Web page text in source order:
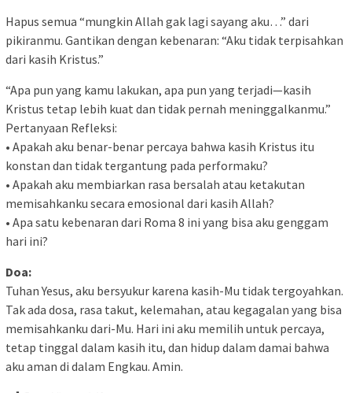
Hapus semua “mungkin Allah gak lagi sayang aku…” dari
pikiranmu. Gantikan dengan kebenaran: “Aku tidak terpisahkan
dari kasih Kristus.”
“Apa pun yang kamu lakukan, apa pun yang terjadi—kasih
Kristus tetap lebih kuat dan tidak pernah meninggalkanmu.”
Pertanyaan Refleksi:
• Apakah aku benar-benar percaya bahwa kasih Kristus itu
konstan dan tidak tergantung pada performaku?
• Apakah aku membiarkan rasa bersalah atau ketakutan
memisahkanku secara emosional dari kasih Allah?
• Apa satu kebenaran dari Roma 8 ini yang bisa aku genggam
hari ini?
Doa:
Tuhan Yesus, aku bersyukur karena kasih-Mu tidak tergoyahkan.
Tak ada dosa, rasa takut, kelemahan, atau kegagalan yang bisa
memisahkanku dari-Mu. Hari ini aku memilih untuk percaya,
tetap tinggal dalam kasih itu, dan hidup dalam damai bahwa
aku aman di dalam Engkau. Amin.